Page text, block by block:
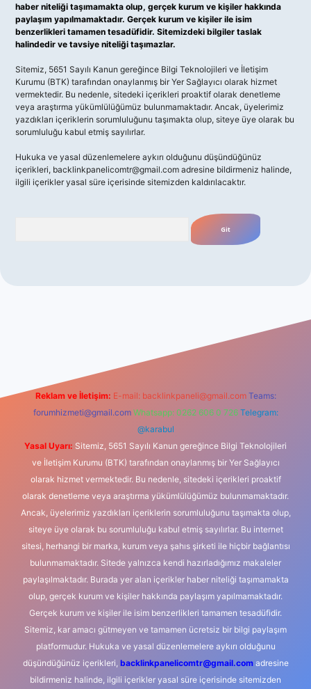
haber niteliği taşımamakta olup, gerçek kurum ve kişiler hakkında
paylaşım yapılmamaktadır. Gerçek kurum ve kişiler ile isim
benzerlikleri tamamen tesadüfidir. Sitemizdeki bilgiler taslak
halindedir ve tavsiye niteliği taşımazlar.
Sitemiz, 5651 Sayılı Kanun gereğince Bilgi Teknolojileri ve İletişim
Kurumu (BTK) tarafından onaylanmış bir Yer Sağlayıcı olarak hizmet
vermektedir. Bu nedenle, sitedeki içerikleri proaktif olarak denetleme
veya araştırma yükümlülüğümüz bulunmamaktadır. Ancak, üyelerimiz
yazdıkları içeriklerin sorumluluğunu taşımakta olup, siteye üye olarak bu
sorumluluğu kabul etmiş sayılırlar.
Hukuka ve yasal düzenlemelere aykırı olduğunu düşündüğünüz
içerikleri, backlinkpanelicomtr@gmail.com adresine bildirmeniz halinde,
ilgili içerikler yasal süre içerisinde sitemizden kaldırılacaktır.
Reklam ve İletişim: E-mail: backlinkpaneli@gmail.com Teams:
forumhizmeti@gmail.com Whatsapp: 0262 606 0 726 Telegram:
@karabul
Yasal Uyarı: Sitemiz, 5651 Sayılı Kanun gereğince Bilgi Teknolojileri
ve İletişim Kurumu (BTK) tarafından onaylanmış bir Yer Sağlayıcı
olarak hizmet vermektedir. Bu nedenle, sitedeki içerikleri proaktif
olarak denetleme veya araştırma yükümlülüğümüz bulunmamaktadır.
Ancak, üyelerimiz yazdıkları içeriklerin sorumluluğunu taşımakta olup,
siteye üye olarak bu sorumluluğu kabul etmiş sayılırlar. Bu internet
sitesi, herhangi bir marka, kurum veya şahıs şirketi ile hiçbir bağlantısı
bulunmamaktadır. Sitede yalnızca kendi hazırladığımız makaleler
paylaşılmaktadır. Burada yer alan içerikler haber niteliği taşımamakta
olup, gerçek kurum ve kişiler hakkında paylaşım yapılmamaktadır.
Gerçek kurum ve kişiler ile isim benzerlikleri tamamen tesadüfidir.
Sitemiz, kar amacı gütmeyen ve tamamen ücretsiz bir bilgi paylaşım
platformudur. Hukuka ve yasal düzenlemelere aykırı olduğunu
düşündüğünüz içerikleri, backlinkpanelicomtr@gmail.comadresine
bildirmeniz halinde, ilgili içerikler yasal süre içerisinde sitemizden